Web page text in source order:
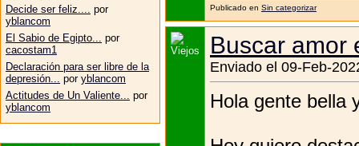
Publicado en Sin categorizar
Buscar amor
Enviado el 09-Feb-
Hola gente bella
Decide ser feliz.... por
yblancom
El Sabio de Egipto... por
cacostam1
Declaración para ser libre de la
depresión... por yblancom
Actitudes de Un Valiente... por
yblancom